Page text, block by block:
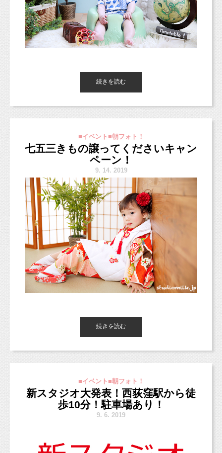
新オリジナルプラン＊（10/3から適用）
https://www.studiomilk.jp/news_dtl/entry/854
ご予約受付中ですが、スタジオサンプルが
また9月23日〜10月2日までは移転作業のた
めお休みとなりますので、
2日連続でブログを更新しています！えらい！
そんな感じで今日ご紹介するお写真は、
お姉ちゃんが赤ちゃんの時から撮影に来てくれ
ている、
姉妹の記念写真です（＾＾）
いつもありがとうございます！
お2人の成長記念とお誕生日記念に撮影しました
こんにちは、東京都杉並区のフォトスタジオ
「スタジオミルク」です。
新スタジオについて。
https://www.studiomilk.jp/blog_dtl/entry/875
新オリジナルプラン＊（10/3から適用）
https://www.studiomilk.jp/news_dtl/entry/854
ご予約受付中ですが、スタジオサンプルが
9月末〜10月頭に公開予定です。
また9月23日〜10月2日までは移転作業のた
ご注意ください。
今日は更新しますよ！！！
さて今日ご紹介するお写真は、
少し前にブログで紹介したかと思いますが、
続きを読む
■イベント■朝フォト！
七五三きもの譲ってくださいキャン
ペーン！
9. 14. 2019
もっと増やして色んなサービスに展開していき
（たくさんあれば撮影時の衣装選びも楽しいで
お安く外出レンタルに使用するとかもできる
し、
お外でロケーションフォトなんかもいいか
と思い、今回こんなキャンペーンをやっちゃい
続きを読む
■イベント■朝フォト！
新スタジオ大発表！西荻窪駅から徒
歩10分！駐車場あり！
9. 6. 2019